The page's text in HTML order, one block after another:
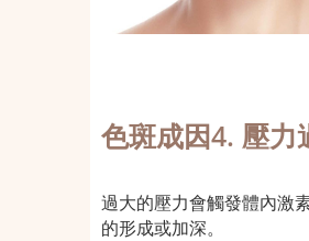
色斑成因4. 壓力
過大的壓力會觸發體內激
的形成或加深。